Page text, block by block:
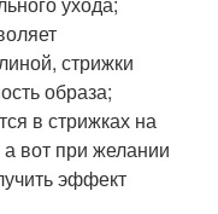
стрижки
образа;
в стрижках на
вот при желании
эффект